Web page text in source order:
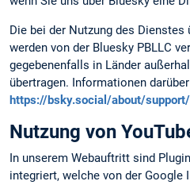
Die bei der Nutzung des Dienstes
werden von der Bluesky PBLLC
gegebenenfalls in Länder
übertragen. Informationen
https://bsky.social/about/
Nutzung von
In unserem Webauftritt sind
integriert, welche von der Google